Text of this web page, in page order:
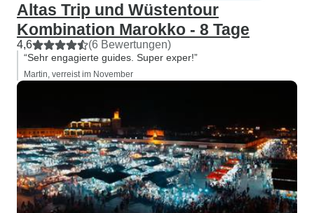
Altas Trip und Wüstentour
Kombination Marokko - 8 Tage
4,6 (6 Bewertungen)
“Sehr engagierte guides. Super exper!”
Martin, verreist im November